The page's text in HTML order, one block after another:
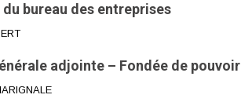
du bureau des entreprises
adjointe – Fondée de pouvoir